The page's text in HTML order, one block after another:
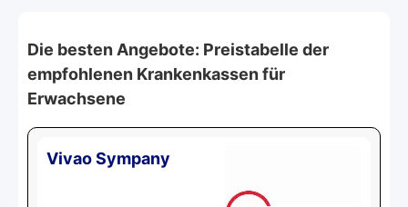
Die besten Angebote: Preistabelle der
empfohlenen Krankenkassen für
Erwachsene
Vivao Sympany